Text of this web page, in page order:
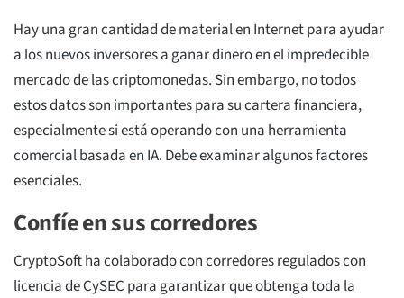
Hay una gran cantidad de material en Internet para ayudar
a los nuevos inversores a ganar dinero en el impredecible
mercado de las criptomonedas. Sin embargo, no todos
estos datos son importantes para su cartera financiera,
especialmente si está operando con una herramienta
comercial basada en IA. Debe examinar algunos factores
esenciales.
Confíe en sus corredores
CryptoSoft ha colaborado con corredores regulados con
licencia de CySEC para garantizar que obtenga toda la